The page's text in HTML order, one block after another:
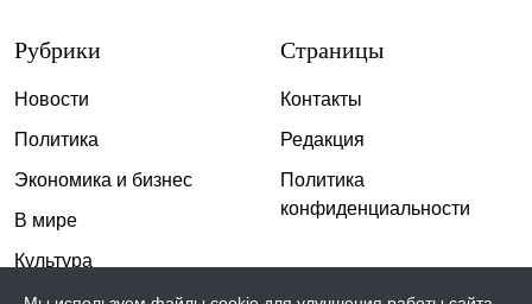
Рубрики
Новости
Политика
Экономика и бизнес
В мире
Культура
Страницы
Контакты
Редакция
Политика
конфиденциальности